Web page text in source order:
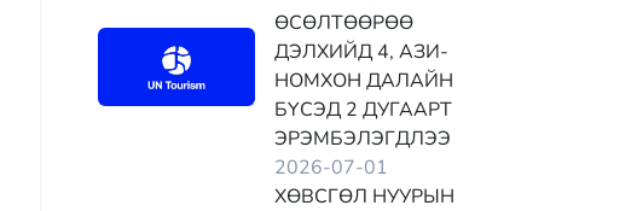
ӨСӨЛТӨӨРӨӨ
ДЭЛХИЙД 4, АЗИ-
НОМХОН ДАЛАЙН
БҮСЭД 2 ДУГААРТ
ЭРЭМБЭЛЭГДЛЭЭ
2026-07-01
ХӨВСГӨЛ НУУРЫН